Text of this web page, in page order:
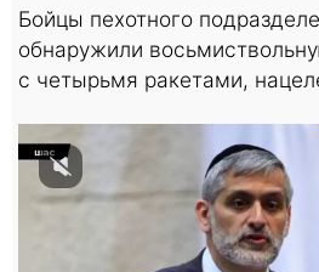
Бойцы пехотного
обнаружили
с четырьмя ракетами,